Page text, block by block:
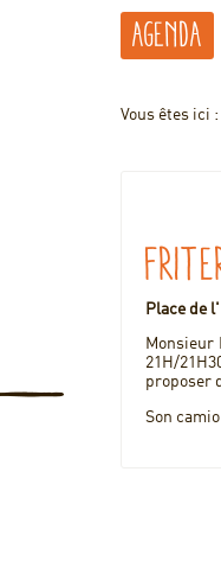
Agenda
Vous êtes ici :
Place de
Monsieur
21H/
proposer
Son